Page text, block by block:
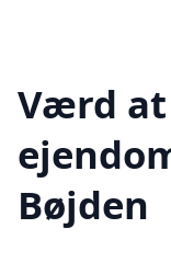
Værd
Bøjden